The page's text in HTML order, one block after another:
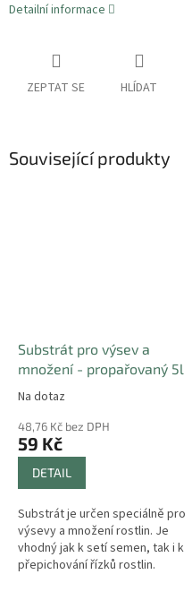
Detailní informace
ZEPTAT SE HLÍDAT
Související produkty
Substrát pro výsev a
množení - propařovaný 5l
Na dotaz
48,76 Kč bez DPH
59 Kč
DETAIL
Substrát je určen speciálně pro
výsevy a množení rostlin. Je
vhodný jak k setí semen, tak i k
přepichování řízků rostlin.